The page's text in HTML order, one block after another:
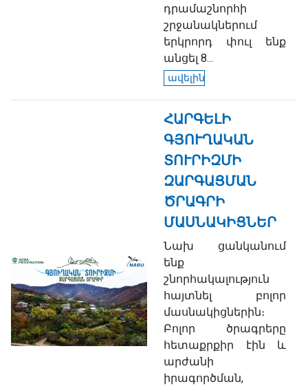
դրամաշնորհի
շրջանակներում
երկրորդ փուլ ենք
անցել 8...
ավելին
ՀԱՐԳԵԼԻ
ԳՅՈՒՂԱԿԱՆ
ՏՈՒՐԻԶՄԻ
ԶԱՐԳԱՑՄԱՆ
ԾՐԱԳՐԻ
ՄԱՍՆԱԿԻՑՆԵՐ
Նախ ցանկանում
ենք
շնորհակալություն
հայտնել բոլոր
մասնակիցներին։
Բոլոր ծրագրերը
հետաքրքիր էին և
արժանի
իրագործման,